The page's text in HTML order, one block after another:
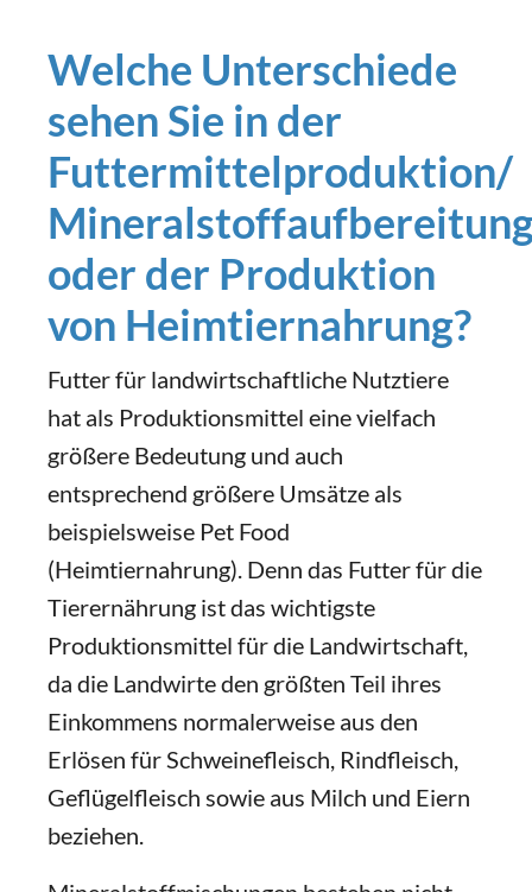
Welche Unterschiede
sehen Sie in der
Futtermittelproduktion/
oder der Produktion
von Heimtiernahrung?
Futter für landwirtschaftliche Nutztiere
hat als Produktionsmittel eine vielfach
größere Bedeutung und auch
entsprechend größere Umsätze als
beispielsweise Pet Food
(Heimtiernahrung). Denn das Futter für die
Tierernährung ist das wichtigste
Produktionsmittel für die Landwirtschaft,
da die Landwirte den größten Teil ihres
Einkommens normalerweise aus den
Erlösen für Schweinefleisch, Rindfleisch,
Geflügelfleisch sowie aus Milch und Eiern
beziehen.